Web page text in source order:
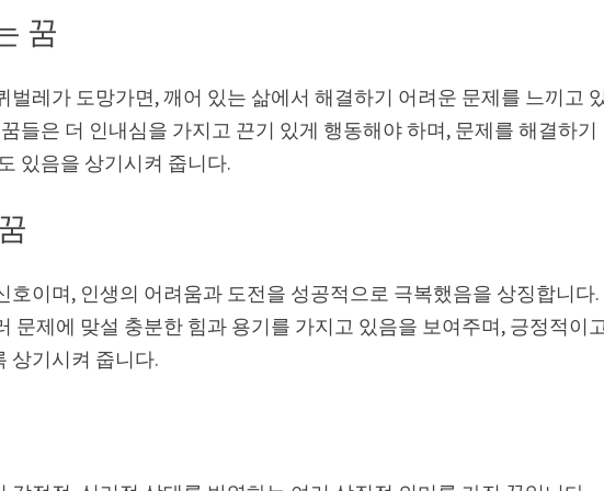
꿈
벌레가 도망가면, 깨어 있는 삶에서 해결하기 어려운 문제를 느끼고
들은 더 인내심을 가지고 끈기 있게 행동해야 하며, 문제를 해결하기
있음을 상기시켜 줍니다.
호이며, 인생의 어려움과 도전을 성공적으로 극복했음을 상징합니다.
문제에 맞설 충분한 힘과 용기를 가지고 있음을 보여주며, 긍정적이
상기시켜 줍니다.